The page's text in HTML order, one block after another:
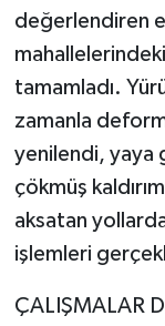
değerlendiren
mahallelerindeki
tamamladı.
zamanla
yenilendi, yaya
çökmüş
aksatan
işlemleri
ÇALIŞMALAR